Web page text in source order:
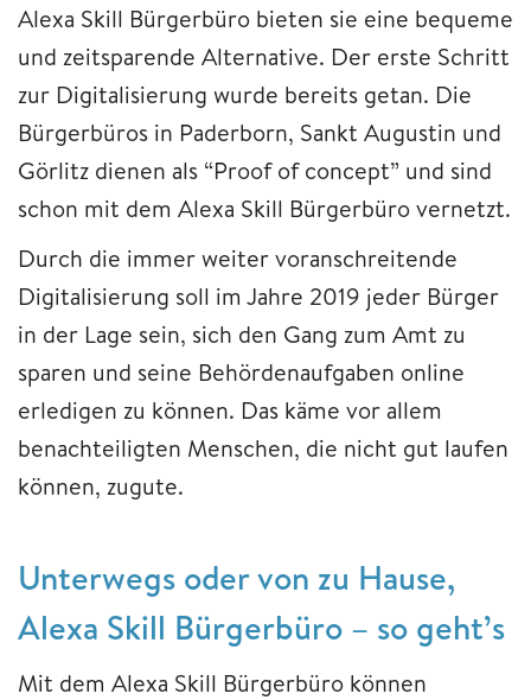
Alexa Skill Bürgerbüro bieten sie eine bequeme
und zeitsparende Alternative. Der erste Schritt
zur Digitalisierung wurde bereits getan. Die
Bürgerbüros in Paderborn, Sankt Augustin und
Görlitz dienen als “Proof of concept” und sind
schon mit dem Alexa Skill Bürgerbüro vernetzt.
Durch die immer weiter voranschreitende
Digitalisierung soll im Jahre 2019 jeder Bürger
in der Lage sein, sich den Gang zum Amt zu
sparen und seine Behördenaufgaben online
erledigen zu können. Das käme vor allem
benachteiligten Menschen, die nicht gut laufen
können, zugute.
Unterwegs oder von zu Hause,
Alexa Skill Bürgerbüro – so geht’s
Mit dem Alexa Skill Bürgerbüro können